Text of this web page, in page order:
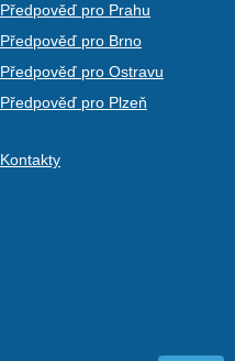
Předpověď pro Prahu
Předpověď pro Brno
Předpověď pro Ostravu
Předpověď pro Plzeň
Kontakty